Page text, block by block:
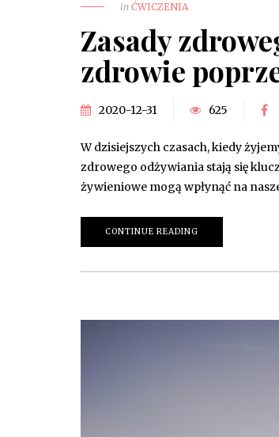
in ĆWICZENIA
Zasady
zdrowie
2020-12-31 625
W dzisiejszych czasach, kiedy
zdrowego odżywiania stają się
żywieniowe mogą wpłynąć na
CONTINUE READING